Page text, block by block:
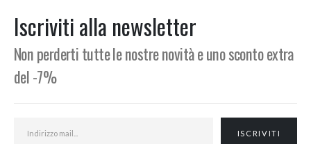
Iscriviti alla newsletter
Non perderti tutte le nostre novità e uno sconto extra
del -7%